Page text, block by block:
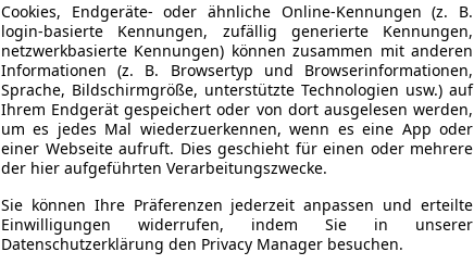
Cookies, Endgeräte- oder ähnliche Online-Kennungen (z. B.
login-basierte Kennungen, zufällig generierte Kennungen,
netzwerkbasierte Kennungen) können zusammen mit anderen
Informationen (z. B. Browsertyp und Browserinformationen,
Sprache, Bildschirmgröße, unterstützte Technologien usw.) auf
Ihrem Endgerät gespeichert oder von dort ausgelesen werden,
um es jedes Mal wiederzuerkennen, wenn es eine App oder
einer Webseite aufruft. Dies geschieht für einen oder mehrere
der hier aufgeführten Verarbeitungszwecke.
Sie können Ihre Präferenzen jederzeit anpassen und erteilte
Einwilligungen widerrufen, indem Sie in unserer
Datenschutzerklärung den Privacy Manager besuchen.